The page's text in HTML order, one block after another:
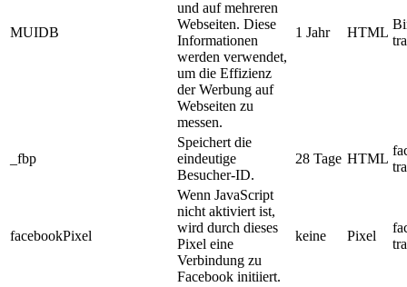
MUIDB
und auf mehreren
Webseiten. Diese
Informationen
werden verwendet,
um die Effizienz
der Werbung auf
Webseiten zu
messen.
1 Jahr HTML
_fbp
Speichert die
eindeutige
Besucher-ID.
28 Tage HTML
facebookPixel
Wenn JavaScript
nicht aktiviert ist,
wird durch dieses
Pixel eine
Verbindung zu
Facebook initiiert.
keine Pixel